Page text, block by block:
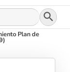
Botón
Plan de